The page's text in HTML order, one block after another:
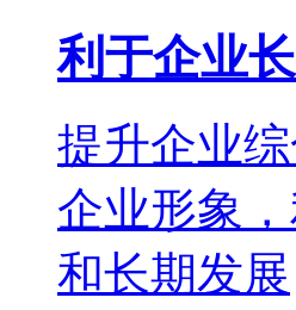
利于企业
提升企业
企业形象
和长期发展